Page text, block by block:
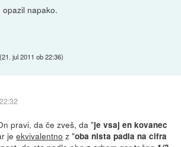
napako.
(21. jul 2011 ob 22:36)
pravi, da če zveš, da "je vsaj en kovanec
jeekvivalentno z "oba nista padla na cifra